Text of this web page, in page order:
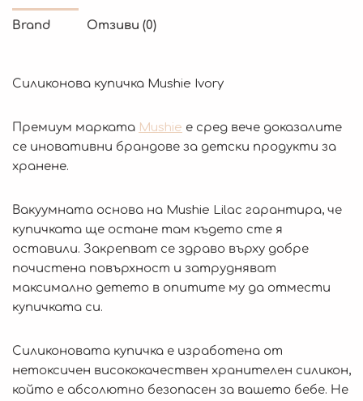
Brand Отзиви (0)
Силиконова купичка Mushie Ivory
Премиум марката Mushie е сред вече доказалите
се иновативни брандове за детски продукти за
хранене.
Вакуумната основа на Mushie Lilac гарантира, че
купичката ще остане там където сте я
оставили. Закрепват се здраво върху добре
почистена повърхност и затрудняват
максимално детето в опитите му да отмести
купичката си.
Силиконовата купичка е изработена от
нетоксичен висококачествен хранителен силикон,
който е абсолютно безопасен за вашето бебе. Не